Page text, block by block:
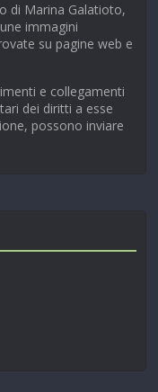
di Marina Galatioto,
immagini
su pagine web e
e collegamenti
dei diritti a esse
possono inviare